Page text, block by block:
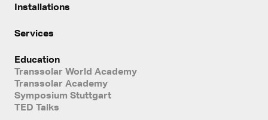
Installations
Services
Education
Transsolar World Academy
Transsolar Academy
Symposium Stuttgart
TED Talks